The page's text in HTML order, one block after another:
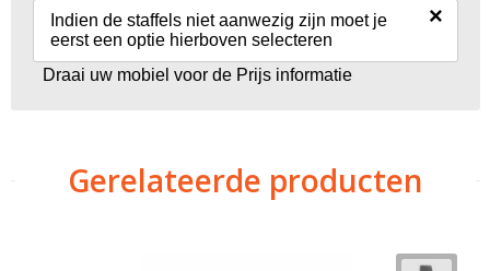
Indien de staffels niet aanwezig zijn moet je
eerst een optie hierboven selecteren
×
Draai uw mobiel voor de Prijs informatie
Gerelateerde producten